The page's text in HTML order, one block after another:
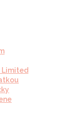
Limited